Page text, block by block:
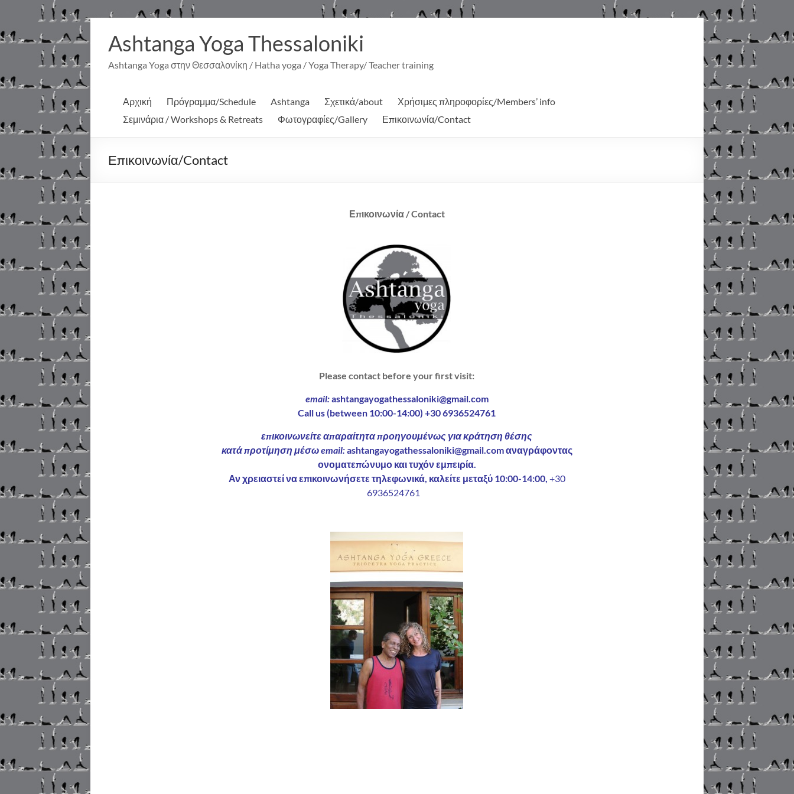
Μετάβαση
περιεχόμενο
Ashtanga Yoga Thessaloniki
Ashtanga Yoga στην Θεσσαλονίκη / Hatha yoga / Yoga Therapy/ Teacher training
Αρχική Πρόγραμμα/Schedule Ashtanga Σχετικά/about
Χρήσιμες πληροφορίες/Members’ info
Σεμινάρια / Workshops & Retreats
Φωτογραφίες/Gallery Επικοινωνία/Contact
Επικοινωνία/Contact
Επικοινωνία / Contact
Please contact before your first visit:
email:ashtangayogathessaloniki@gmail.com
Call us (between 10:00-14:00) +30 6936524761
επικοινωνείτε απαραίτητα προηγουμένως γιακράτηση θέσης
κατά προτίμηση μέσω email:ashtangayogathessaloniki@gmail.com αναγράφοντας
ονοματεπώνυμο και τυχόν εμπειρία.
Αν χρειαστεί να επικοινωνήσετε τηλεφωνικά, καλείτε μεταξύ 10:00-14:00, +30
6936524761